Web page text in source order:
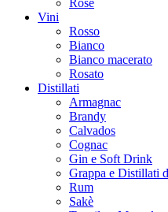
Vini
Rosso
Bianco
Bianco macerato
Rosato
Distillati
Armagnac
Brandy
Calvados
Cognac
Gin e Soft Drink
Grappa e Distillati
Rum
Sakè